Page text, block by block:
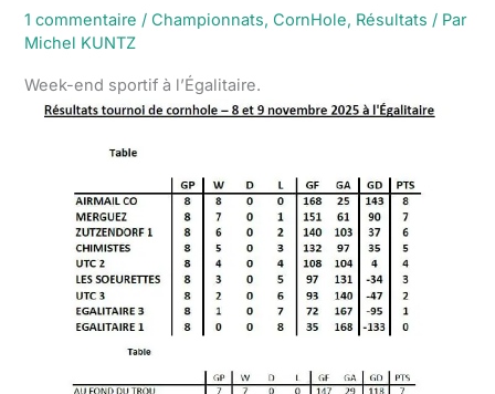
1 commentaire / Championnats, CornHole, Résultats / Par
Michel KUNTZ
Week-end sportif à l’Égalitaire.